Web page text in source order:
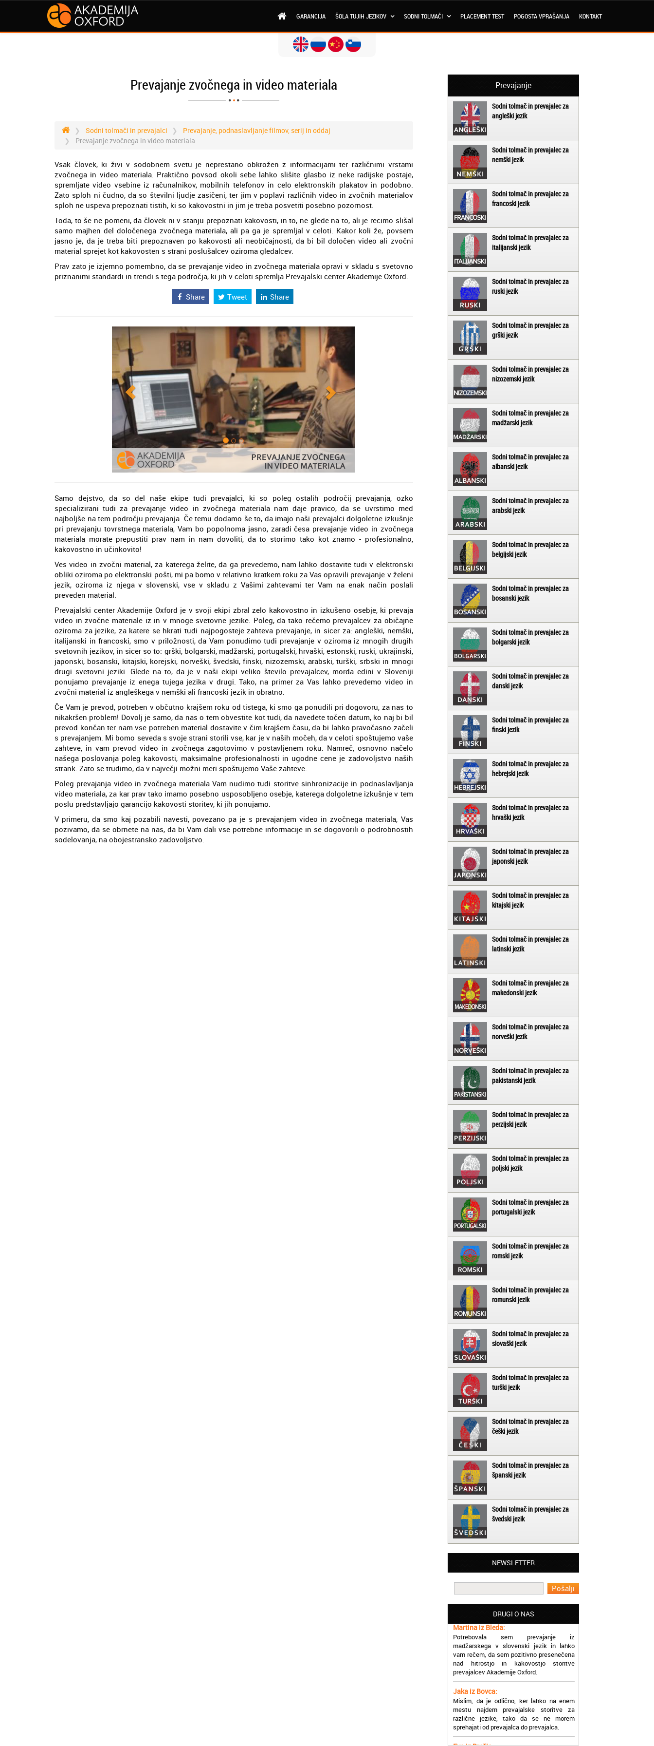
GARANCIJA ŠOLA TUJIH JEZIKOV SODNI TOLMAČI PLACEMENT TEST POGOSTA VPRAŠANJA KONTAKT
Prevajanje zvočnega in video materiala
Sodni tolmači in prevajalci
Prevajanje, podnaslavljanje filmov, serij in oddaj
Prevajanje zvočnega in video materiala
Vsak človek, ki živi v sodobnem svetu je neprestano obkrožen z informacijami ter različnimi vrstami
zvočnega in video materiala. Praktično povsod okoli sebe lahko slišite glasbo iz neke radijske postaje,
spremljate video vsebine iz računalnikov, mobilnih telefonov in celo elektronskih plakatov in podobno.
Zato sploh ni čudno, da so številni ljudje zasičeni, ter jim v poplavi različnih video in zvočnih materialov
sploh ne uspeva prepoznati tistih, ki so kakovostni in jim je treba posvetiti posebno pozornost.
Toda, to še ne pomeni, da človek ni v stanju prepoznati kakovosti, in to, ne glede na to, ali je recimo slišal
samo majhen del določenega zvočnega materiala, ali pa ga je spremljal v celoti. Kakor koli že, povsem
jasno je, da je treba biti prepoznaven po kakovosti ali neobičajnosti, da bi bil določen video ali zvočni
material sprejet kot kakovosten s strani poslušalcev oziroma gledalcev.
Prav zato je izjemno pomembno, da se prevajanje video in zvočnega materiala opravi v skladu s svetovno
priznanimi standardi in trendi s tega področja, ki jih v celoti spremlja Prevajalski center Akademije Oxford.
Share Tweet Share
Samo dejstvo, da so del naše ekipe tudi prevajalci, ki so poleg ostalih področij prevajanja, ozko
specializirani tudi za prevajanje video in zvočnega materiala nam daje pravico, da se uvrstimo med
najboljše na tem področju prevajanja. Če temu dodamo še to, da imajo naši prevajalci dolgoletne izkušnje
pri prevajanju tovrstnega materiala, Vam bo popolnoma jasno, zaradi česa prevajanje video in zvočnega
materiala morate prepustiti prav nam in nam dovoliti, da to storimo tako kot znamo - profesionalno,
kakovostno in učinkovito!
Ves video in zvočni material, za katerega želite, da ga prevedemo, nam lahko dostavite tudi v elektronski
obliki oziroma po elektronski pošti, mi pa bomo v relativno kratkem roku za Vas opravili prevajanje v želeni
jezik, oziroma iz njega v slovenski, vse v skladu z Vašimi zahtevami ter Vam na enak način poslali
preveden material.
Prevajalski center Akademije Oxford je v svoji ekipi zbral zelo kakovostno in izkušeno osebje, ki prevaja
video in zvočne materiale iz in v mnoge svetovne jezike. Poleg, da tako rečemo prevajalcev za običajne
oziroma za jezike, za katere se hkrati tudi najpogosteje zahteva prevajanje, in sicer za: angleški, nemški,
italijanski in francoski, smo v priložnosti, da Vam ponudimo tudi prevajanje v oziroma iz mnogih drugih
svetovnih jezikov, in sicer so to: grški, bolgarski, madžarski, portugalski, hrvaški, estonski, ruski, ukrajinski,
japonski, bosanski, kitajski, korejski, norveški, švedski, finski, nizozemski, arabski, turški, srbski in mnogi
drugi svetovni jeziki. Glede na to, da je v naši ekipi veliko število prevajalcev, morda edini v Sloveniji
ponujamo prevajanje iz enega tujega jezika v drugi. Tako, na primer za Vas lahko prevedemo video in
zvočni material iz angleškega v nemški ali francoski jezik in obratno.
Če Vam je prevod, potreben v občutno krajšem roku od tistega, ki smo ga ponudili pri dogovoru, za nas to
nikakršen problem! Dovolj je samo, da nas o tem obvestite kot tudi, da navedete točen datum, ko naj bi bil
prevod končan ter nam vse potreben material dostavite v čim krajšem času, da bi lahko pravočasno začeli
s prevajanjem. Mi bomo seveda s svoje strani storili vse, kar je v naših močeh, da v celoti spoštujemo vaše
zahteve, in vam prevod video in zvočnega zagotovimo v postavljenem roku. Namreč, osnovno načelo
našega poslovanja poleg kakovosti, maksimalne profesionalnosti in ugodne cene je zadovoljstvo naših
strank. Zato se trudimo, da v največji možni meri spoštujemo Vaše zahteve.
Poleg prevajanja video in zvočnega materiala Vam nudimo tudi storitve sinhronizacije in podnaslavljanja
video materiala, za kar prav tako imamo posebno usposobljeno osebje, katerega dolgoletne izkušnje v tem
poslu predstavljajo garancijo kakovosti storitev, ki jih ponujamo.
V primeru, da smo kaj pozabili navesti, povezano pa je s prevajanjem video in zvočnega materiala, Vas
pozivamo, da se obrnete na nas, da bi Vam dali vse potrebne informacije in se dogovorili o podrobnostih
sodelovanja, na obojestransko zadovoljstvo.
Prevajanje
Sodni tolmač in prevajalec za
angleški jezik
Sodni tolmač in prevajalec za
nemški jezik
Sodni tolmač in prevajalec za
francoski jezik
Sodni tolmač in prevajalec za
italijanski jezik
Sodni tolmač in prevajalec za
ruski jezik
Sodni tolmač in prevajalec za
grški jezik
Sodni tolmač in prevajalec za
nizozemski jezik
Sodni tolmač in prevajalec za
madžarski jezik
Sodni tolmač in prevajalec za
albanski jezik
Sodni tolmač in prevajalec za
arabski jezik
Sodni tolmač in prevajalec za
belgijski jezik
Sodni tolmač in prevajalec za
bosanski jezik
Sodni tolmač in prevajalec za
bolgarski jezik
Sodni tolmač in prevajalec za
danski jezik
Sodni tolmač in prevajalec za
finski jezik
Sodni tolmač in prevajalec za
hebrejski jezik
Sodni tolmač in prevajalec za
hrvaški jezik
Sodni tolmač in prevajalec za
japonski jezik
Sodni tolmač in prevajalec za
kitajski jezik
Sodni tolmač in prevajalec za
latinski jezik
Sodni tolmač in prevajalec za
makedonski jezik
Sodni tolmač in prevajalec za
norveški jezik
Sodni tolmač in prevajalec za
pakistanski jezik
Sodni tolmač in prevajalec za
perzijski jezik
Sodni tolmač in prevajalec za
poljski jezik
Sodni tolmač in prevajalec za
portugalski jezik
Sodni tolmač in prevajalec za
romski jezik
Sodni tolmač in prevajalec za
romunski jezik
Sodni tolmač in prevajalec za
slovaški jezik
Sodni tolmač in prevajalec za
turški jezik
Sodni tolmač in prevajalec za
češki jezik
Sodni tolmač in prevajalec za
španski jezik
Sodni tolmač in prevajalec za
švedski jezik
NEWSLETTER
DRUGI O NAS
Matjaž iz Ajdovščine:
prevajalske storitve opravljajo hitro in
učinkoviti.
Martina iz Bleda:
Potrebovala sem prevajanje iz
madžarskega v slovenski jezik in lahko
vam rečem, da sem pozitivno presenečena
nad hitrostjo in kakovostjo storitve
prevajalcev Akademije Oxford.
Jaka iz Bovca:
Mislim, da je odlično, ker lahko na enem
mestu najdem prevajalske storitve za
različne jezike, tako da se ne morem
sprehajati od prevajalca do prevajalca.
Eva iz Brežic:
Nujno sem potrebovala prevod v francoski